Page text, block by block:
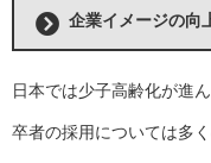
企業イメージの向
日本では少子高齢化が進
卒者の採用については多